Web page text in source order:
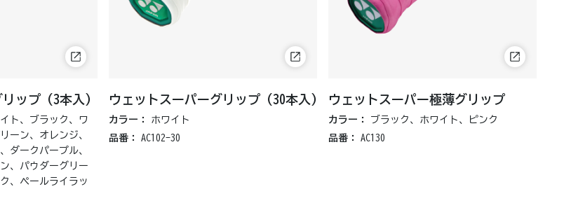
リップ (3本入)
ト、ブラック、ワ
ーン、オレンジ、
ダークパープル、
、パウダーグリー
、ペールライラッ
ウェットスーパーグリップ (30本入)
カラー：
ホワイト
品番：
AC102-30
ウェットスーパー極薄グリップ
カラー：
ブラック、ホワイト、ピンク
品番：
AC130